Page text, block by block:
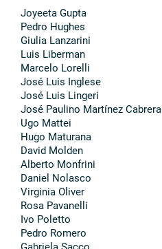
Joyeeta Gupta
Pedro Hughes
Giulia Lanzarini
Luis Liberman
Marcelo Lorelli
José Luis Inglese
José Luis Lingeri
José Paulino Martínez Cabrera
Ugo Mattei
Hugo Maturana
David Molden
Alberto Monfrini
Daniel Nolasco
Virginia Oliver
Rosa Pavanelli
Ivo Poletto
Pedro Romero